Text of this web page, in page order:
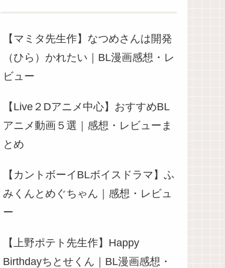
【マミタ先生作】なつめさんは開発
（ひら）かれたい｜BL漫画感想・レ
ビュー
【Live２Dアニメ中心】おすすめBL
アニメ動画５選｜感想・レビューま
とめ
【カントボーイBLボイスドラマ】ふ
みくんとめぐちゃん｜感想・レビュ
ー
【上野ポテト先生作】Happy
Birthdayちとせくん｜BL漫画感想・